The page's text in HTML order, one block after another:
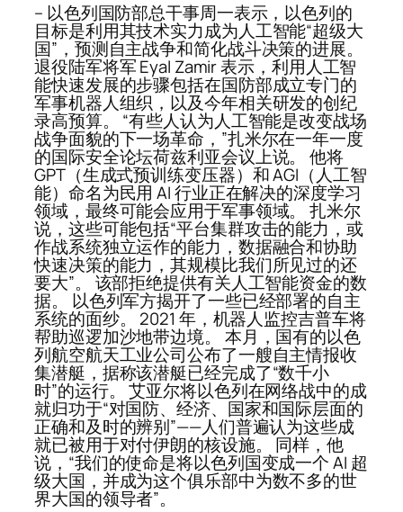
– 以色列国防部总干事周一表示，以色列的
目标是利用其技术实力成为人工智能“超级大
国”，预测自主战争和简化战斗决策的进展。
退役陆军将军 Eyal Zamir 表示，利用人工智
能快速发展的步骤包括在国防部成立专门的
军事机器人组织，以及今年相关研发的创纪
录高预算。 “有些人认为人工智能是改变战场
战争面貌的下一场革命，”扎米尔在一年一度
的国际安全论坛荷兹利亚会议上说。 他将
GPT（生成式预训练变压器）和 AGI（人工智
能）命名为民用 AI 行业正在解决的深度学习
领域，最终可能会应用于军事领域。 扎米尔
说，这些可能包括“平台集群攻击的能力，或
作战系统独立运作的能力，数据融合和协助
快速决策的能力，其规模比我们所见过的还
要大”。 该部拒绝提供有关人工智能资金的数
据。 以色列军方揭开了一些已经部署的自主
系统的面纱。 2021 年，机器人监控吉普车将
帮助巡逻加沙地带边境。 本月，国有的以色
列航空航天工业公司公布了一艘自主情报收
集潜艇，据称该潜艇已经完成了“数千小
时”的运行。 艾亚尔将以色列在网络战中的成
就归功于“对国防、经济、国家和国际层面的
正确和及时的辨别”——人们普遍认为这些成
就已被用于对付伊朗的核设施。 同样，他
说，“我们的使命是将以色列国变成一个 AI 超
级大国，并成为这个俱乐部中为数不多的世
界大国的领导者”。